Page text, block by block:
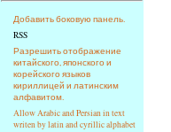
strana
Добавить боковую панель.
RSS
Разрешить отображение
китайского, японского и
корейского языков
кириллицей и латинским
алфавитом.
Allow Arabic and Persian in text
writen by latin and cyrillic alphabet